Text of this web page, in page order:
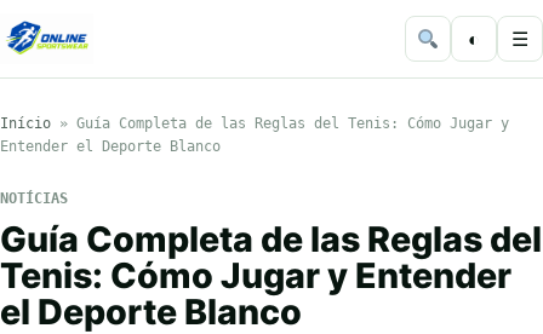
◐ ☰
Início » Guía Completa de las Reglas del Tenis: Cómo Jugar y
Entender el Deporte Blanco
NOTÍCIAS
Guía Completa de las Reglas del
Tenis: Cómo Jugar y Entender
el Deporte Blanco